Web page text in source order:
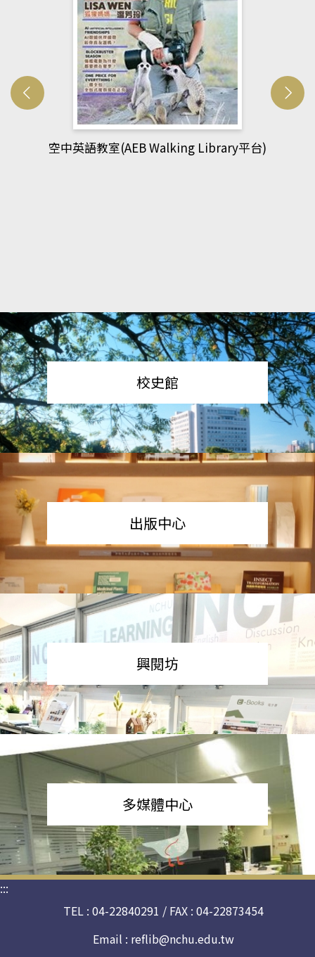
網管人(kono平台)
校史館
出版中心
興閱坊
多媒體中心
:::
TEL : 04-22840291 / FAX : 04-22873454
Email : reflib@nchu.edu.tw